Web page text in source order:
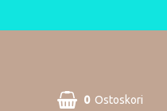
0 Ostoskori